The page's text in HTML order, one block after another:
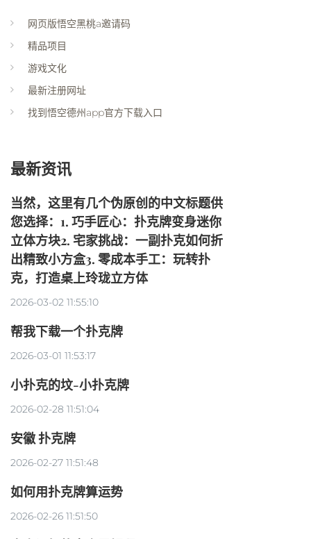
网页版悟空黑桃a邀请码
精品项目
游戏文化
最新注册网址
找到悟空德州app官方下载入口
最新资讯
当然，这里有几个伪原创的中文标题供
您选择：1. 巧手匠心：扑克牌变身迷你
立体方块2. 宅家挑战：一副扑克如何折
出精致小方盒3. 零成本手工：玩转扑
克，打造桌上玲珑立方体
2026-03-02 11:55:10
帮我下载一个扑克牌
2026-03-01 11:53:17
小扑克的坟-小扑克牌
2026-02-28 11:51:04
安徽 扑克牌
2026-02-27 11:51:48
如何用扑克牌算运势
2026-02-26 11:51:50